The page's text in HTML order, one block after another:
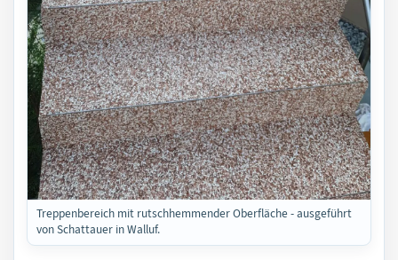
Treppenbereich mit rutschhemmender Oberfläche - ausgeführt
von Schattauer in Walluf.